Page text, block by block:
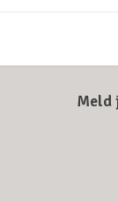
Meld